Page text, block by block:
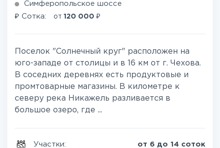
Симферопольское шоссе
₽ Сотка: от 120 000 ₽
Поселок "Солнечный круг" расположен на
юго-западе от столицы и в 16 км от г. Чехова.
В соседних деревнях есть продуктовые и
промтоварные магазины. В километре к
северу река Никажель разливается в
большое озеро, где ...
Участки: от 6 до 14 соток